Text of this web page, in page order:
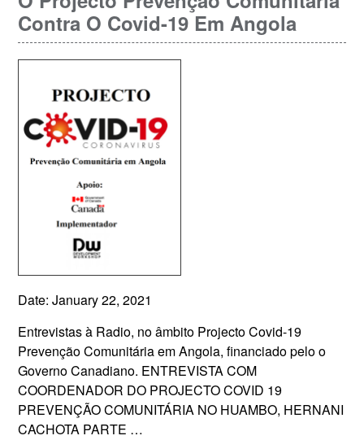
Contra O Covid-19 Em Angola
Date: January 22, 2021
Entrevistas à Radio, no âmbito Projecto Covid-19
Prevenção Comunitária em Angola, financiado pelo o
Governo Canadiano. ENTREVISTA COM
COORDENADOR DO PROJECTO COVID 19
PREVENÇÃO COMUNITÁRIA NO HUAMBO, HERNANI
CACHOTA PARTE …